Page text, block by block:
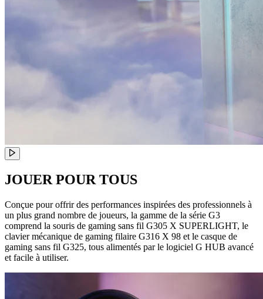
JOUER POUR TOUS
Conçue pour offrir des performances inspirées des professionnels à
un plus grand nombre de joueurs, la gamme de la série G3
comprend la souris de gaming sans fil G305 X SUPERLIGHT, le
clavier mécanique de gaming filaire G316 X 98 et le casque de
gaming sans fil G325, tous alimentés par le logiciel G HUB avancé
et facile à utiliser.